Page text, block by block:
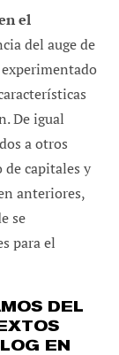
el
del auge de
De igual
a otros
de capitales y
anteriores,
se
para el
DEL
EN